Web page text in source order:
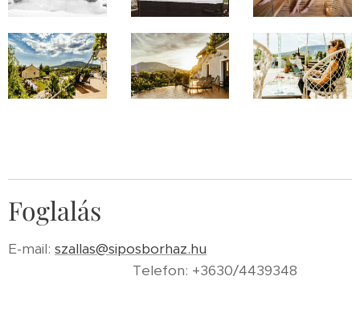
Foglalás
E-mail: szallas@siposborhaz.hu
Telefon: +3630/4439348